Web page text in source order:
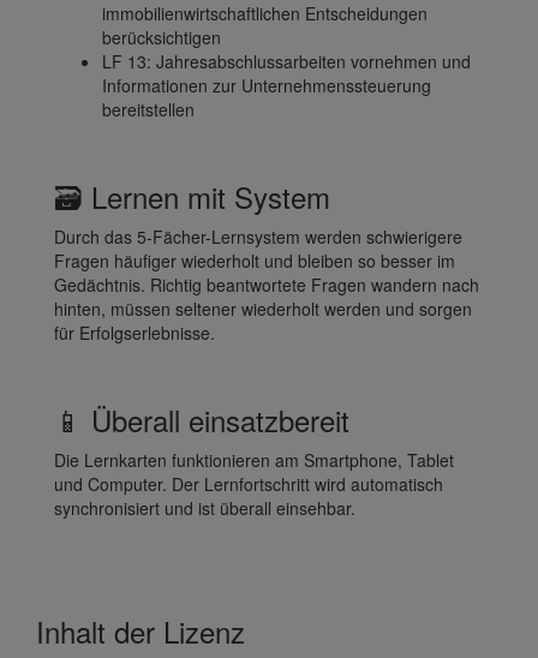
immobilienwirtschaftlichen Entscheidungen
berücksichtigen
LF 13: Jahresabschlussarbeiten vornehmen und
Informationen zur Unternehmenssteuerung
bereitstellen
🗃️ Lernen mit System
Durch das 5-Fächer-Lernsystem werden schwierigere
Fragen häufiger wiederholt und bleiben so besser im
Gedächtnis. Richtig beantwortete Fragen wandern nach
hinten, müssen seltener wiederholt werden und sorgen
für Erfolgserlebnisse.
📱 Überall einsatzbereit
Die Lernkarten funktionieren am Smartphone, Tablet
und Computer. Der Lernfortschritt wird automatisch
synchronisiert und ist überall einsehbar.
Inhalt der Lizenz